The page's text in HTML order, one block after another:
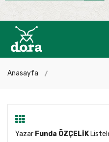
Anasayfa
Yazar Funda ÖZÇELİK